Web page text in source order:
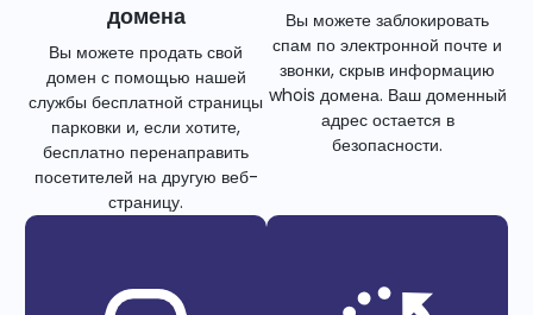
домена
Вы можете продать свой
домен с помощью нашей
службы бесплатной страницы
парковки и, если хотите,
бесплатно перенаправить
посетителей на другую веб-
страницу.
Вы можете заблокировать
спам по электронной почте и
звонки, скрыв информацию
whois домена. Ваш доменный
адрес остается в
безопасности.